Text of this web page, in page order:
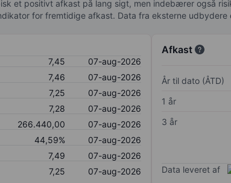
et positivt afkast på lang sigt, men indebærer også
for fremtidige afkast. Data fra eksterne
7,45
07-aug-2026
7,46
07-aug-2026
7,25
07-aug-2026
7,28
07-aug-2026
266.440,00
07-aug-2026
44,59%
07-aug-2026
7,49
07-aug-2026
7,25 07-aug-2026
Afkast
År til dato (ÅTD)
1 år
3 år
Data leveret af